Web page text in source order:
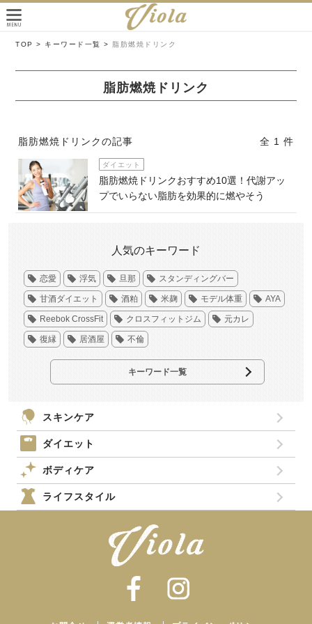
TOP > キーワード一覧 > 脂肪燃焼ドリンク
脂肪燃焼ドリンク
脂肪燃焼ドリンクの記事 全 1 件
ダイエット
脂肪燃焼ドリンクおすすめ10選！代謝アッ
プでいらない脂肪を効果的に燃やそう
人気のキーワード
恋愛 浮気 旦那 スタンディングバー
甘酒ダイエット 酒粕 米麹 モデル体重 AYA
Reebok CrossFit クロスフィットジム 元カレ
復縁 居酒屋 不倫
キーワード一覧
スキンケア
ダイエット
ボディケア
ライフスタイル